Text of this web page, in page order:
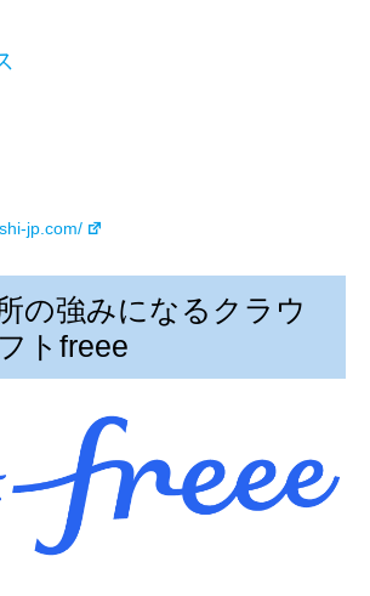
jp.com/
の強みになるクラウ
トfreee